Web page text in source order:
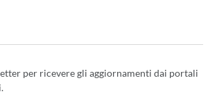
per ricevere gli aggiornamenti dai portali